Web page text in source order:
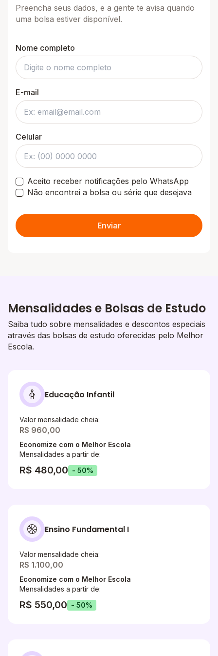
Preencha seus dados, e a gente te avisa quando
uma bolsa estiver disponível.
Nome completo
E-mail
Celular
Aceito receber notificações pelo WhatsApp
Não encontrei a bolsa ou série que desejava
Enviar
Mensalidades e Bolsas de Estudo
Saiba tudo sobre mensalidades e descontos especiais
através das bolsas de estudo oferecidas pelo Melhor
Escola.
Educação Infantil
Valor mensalidade cheia:
R$ 960,00
Economize com o Melhor Escola
Mensalidades a partir de:
R$ 480,00 - 50%
Ensino Fundamental I
Valor mensalidade cheia:
R$ 1.100,00
Economize com o Melhor Escola
Mensalidades a partir de:
R$ 550,00 - 50%